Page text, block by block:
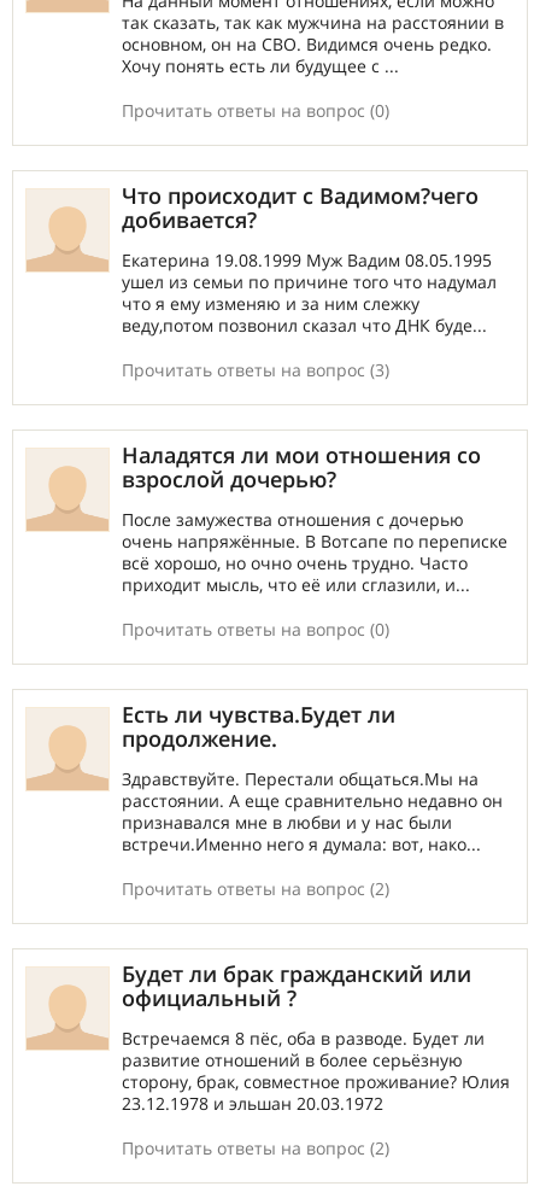
так сказать, так как мужчина на расстоянии в
основном, он на СВО. Видимся очень редко.
Хочу понять есть ли будущее с ...
Прочитать ответы на вопрос (0)
Что происходит с Вадимом?чего
добивается?
Екатерина 19.08.1999 Муж Вадим 08.05.1995
ушел из семьи по причине того что надумал
что я ему изменяю и за ним слежку
веду,потом позвонил сказал что ДНК буде...
Прочитать ответы на вопрос (3)
Наладятся ли мои отношения со
взрослой дочерью?
После замужества отношения с дочерью
очень напряжённые. В Вотсапе по переписке
всё хорошо, но очно очень трудно. Часто
приходит мысль, что её или сглазили, и...
Прочитать ответы на вопрос (0)
Есть ли чувства.Будет ли
продолжение.
Здравствуйте. Перестали общаться.Мы на
расстоянии. А еще сравнительно недавно он
признавался мне в любви и у нас были
встречи.Именно него я думала: вот, нако...
Прочитать ответы на вопрос (2)
Будет ли брак гражданский или
официальный ?
Встречаемся 8 пёс, оба в разводе. Будет ли
развитие отношений в более серьёзную
сторону, брак, совместное проживание? Юлия
23.12.1978 и эльшан 20.03.1972
Прочитать ответы на вопрос (2)